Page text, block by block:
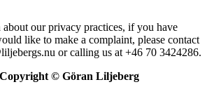
our privacy practices, if you have
like to make a complaint, please contact
or calling us at +46 70 3424286.
© Göran Liljeberg